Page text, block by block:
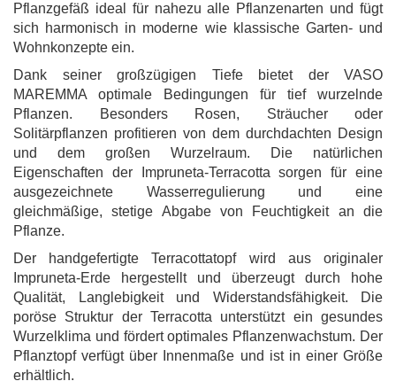
Pflanzgefäß ideal für nahezu alle Pflanzenarten und fügt
sich harmonisch in moderne wie klassische Garten- und
Wohnkonzepte ein.
Dank seiner großzügigen Tiefe bietet der VASO
MAREMMA optimale Bedingungen für tief wurzelnde
Pflanzen. Besonders Rosen, Sträucher oder
Solitärpflanzen profitieren von dem durchdachten Design
und dem großen Wurzelraum. Die natürlichen
Eigenschaften der Impruneta-Terracotta sorgen für eine
ausgezeichnete Wasserregulierung und eine
gleichmäßige, stetige Abgabe von Feuchtigkeit an die
Pflanze.
Der handgefertigte Terracottatopf wird aus originaler
Impruneta-Erde hergestellt und überzeugt durch hohe
Qualität, Langlebigkeit und Widerstandsfähigkeit. Die
poröse Struktur der Terracotta unterstützt ein gesundes
Wurzelklima und fördert optimales Pflanzenwachstum. Der
Pflanztopf verfügt über Innenmaße und ist in einer Größe
erhältlich.